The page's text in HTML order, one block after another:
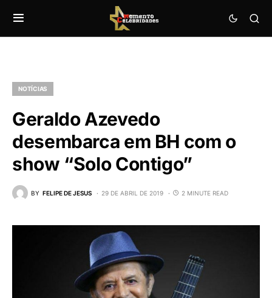
NOTÍCIAS
Geraldo Azevedo
desembarca em BH com o
show “Solo Contigo”
BY FELIPE DE JESUS 29 DE ABRIL DE 2019 2 MINUTE READ